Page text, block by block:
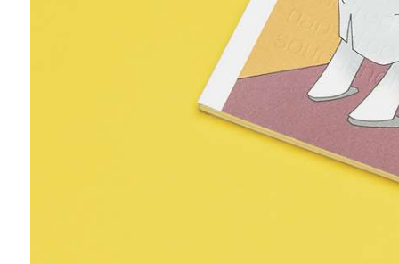
ZÍSKEJTE
ROČNÍ
ZA 1100 KČ